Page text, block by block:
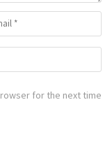
for the next time